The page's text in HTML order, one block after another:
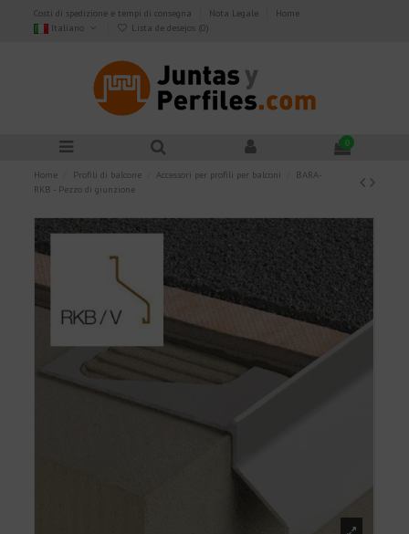
Costi di spedizione e tempi di consegna Nota Legale
Home
Italiano
Lista de desejos (0)
0
Home Profili di balcone Accessori per profili per balconi
BARA-
RKB - Pezzo di giunzione